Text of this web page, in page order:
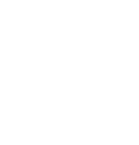
en la Firma Digital